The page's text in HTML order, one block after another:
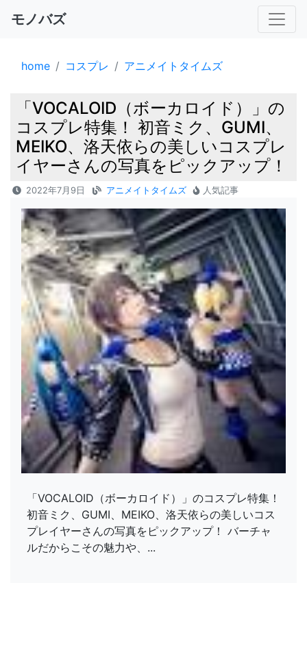
モノバズ
home コスプレ アニメイトタイムズ
「VOCALOID（ボーカロイド）」の
コスプレ特集！ 初音ミク、GUMI、
MEIKO、洛天依らの美しいコスプレ
イヤーさんの写真をピックアップ！
2022年7月9日 アニメイトタイムズ 人気記事
「VOCALOID（ボーカロイド）」のコスプレ特集！
初音ミク、GUMI、MEIKO、洛天依らの美しいコス
プレイヤーさんの写真をピックアップ！ バーチャ
ルだからこその魅力や、...